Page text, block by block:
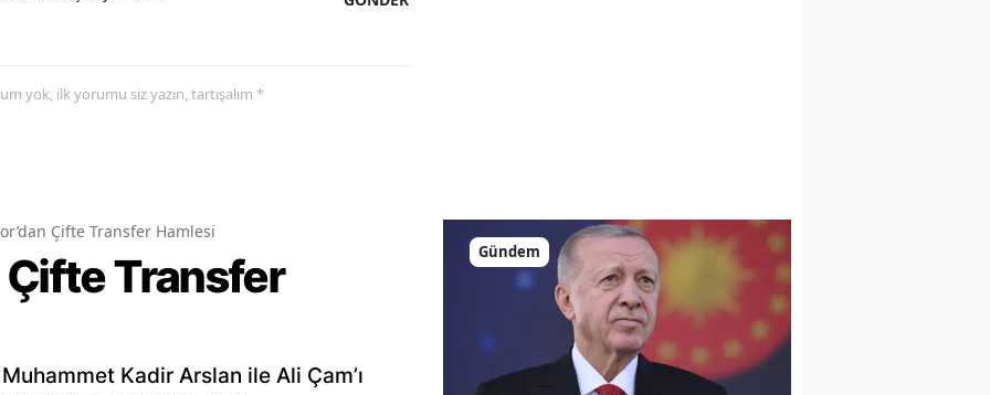
yok, ilk yorumu siz yazın, tartışalım *
Çifte Transfer Hamlesi
Transfer
Kadir Arslan ile Ali Çam’ı
Gündem